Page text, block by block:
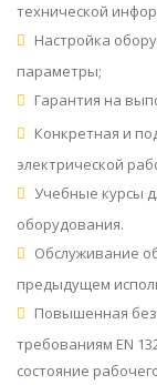
технической
Настройка
параметры;
Гарантия на
Конкретная и
электрической
Учебные курсы
оборудования.
Обслуживание
предыдущем
Повышенная
требованиям EN
состояние